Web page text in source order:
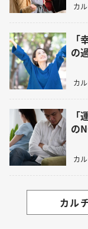
カ
の
カ
の
カ
カル